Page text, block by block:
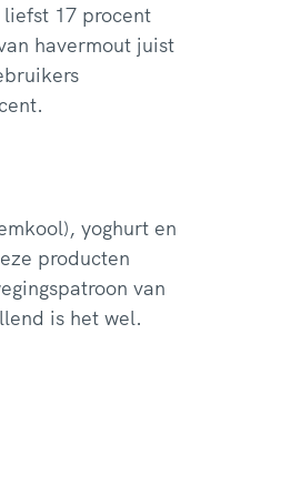
17 procent
havermout juist
yoghurt en
producten
van
is het wel.